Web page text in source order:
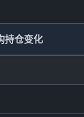
持仓变化